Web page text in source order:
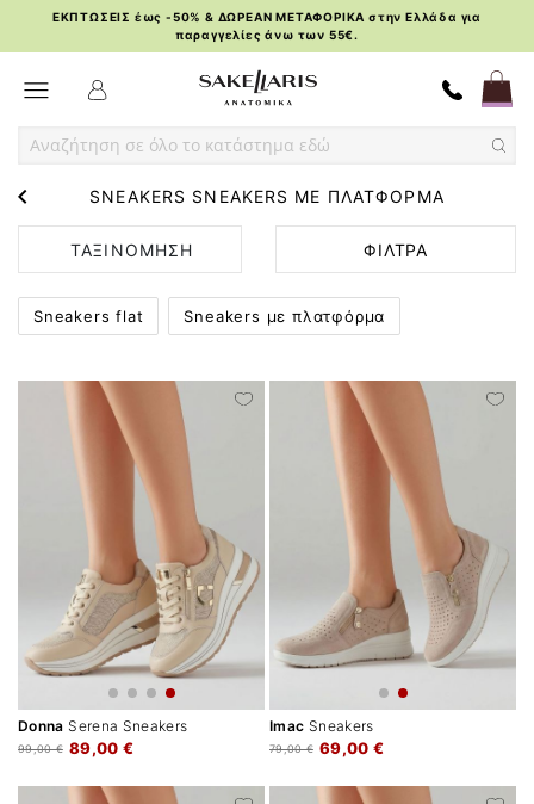
ΕΚΠΤΩΣΕΙΣ έως -50% & ΔΩΡΕΑΝ ΜΕΤΑΦΟΡΙΚΑ στην Ελλάδα για
παραγγελίες άνω των 55€.
SNEAKERS SNEAKERS ΜΕ ΠΛΑΤΦΟΡΜΑ
ΤΑΞΙΝΟΜΗΣΗ
ΚΑΤΑ
Sneakers flat Sneakers με πλατφόρμα
Donna Serena Sneakers
89,00 €
99,00 €
Imac Sneakers
69,00 €
79,00 €
ΦΙΛΤΡΑ